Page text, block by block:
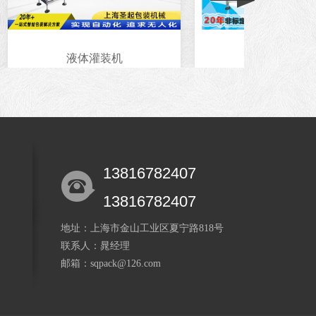
液体灌装机
13816782407
13816782407
地址：上海市金山工业区夏宁路818号
联系人：晁经理
邮箱：sqpack@126.com